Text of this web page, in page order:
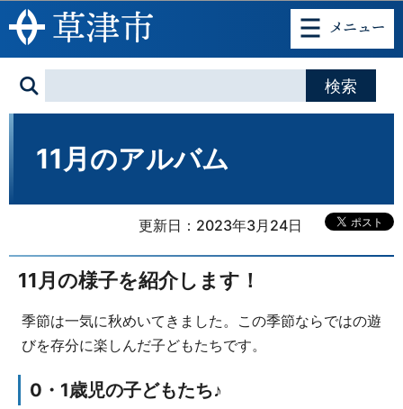
このページの本文へ移動
11月のアルバム
更新日：2023年3月24日
11月の様子を紹介します！
季節は一気に秋めいてきました。この季節ならではの遊
びを存分に楽しんだ子どもたちです。
0・1歳児の子どもたち♪